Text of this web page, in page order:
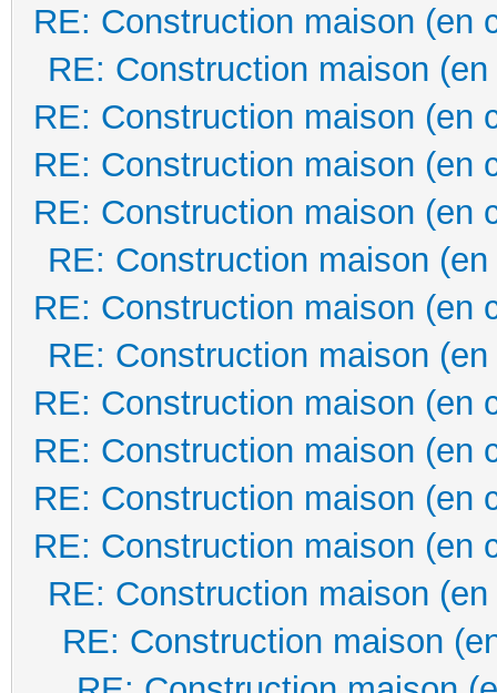
RE: Construction maison (en
RE: Construction maison
RE: Construction maison (en
RE: Construction maison (en
RE: Construction maison (en
RE: Construction maison
RE: Construction maison (en
RE: Construction maison
RE: Construction maison (en
RE: Construction maison (en
RE: Construction maison (en
RE: Construction maison (en
RE: Construction maison
RE: Construction maison